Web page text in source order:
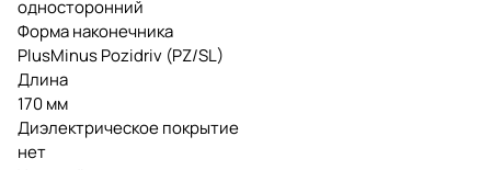
односторонний
Форма наконечника
PlusMinus Pozidriv (PZ/SL)
Длина
170 мм
Диэлектрическое покрытие
нет